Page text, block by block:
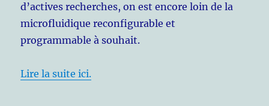
d’actives recherches, on est encore loin de la
microfluidique reconfigurable et
programmable à souhait.
Lire la suite ici.